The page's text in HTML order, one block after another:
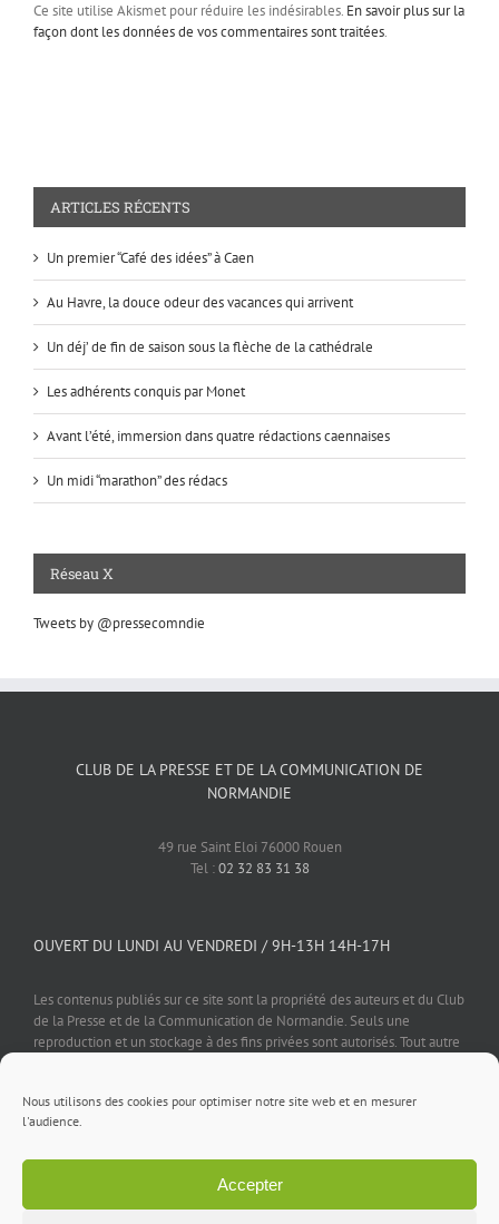
Nous utilisons des cookies pour optimiser notre site web et en mesurer
l'audience.
Accepter
Ce site utilise Akismet pour réduire les indésirables. En savoir plus sur la
façon dont les données de vos commentaires sont traitées.
ARTICLES RÉCENTS
Un premier “Café des idées” à Caen
Au Havre, la douce odeur des vacances qui arrivent
Un déj’ de fin de saison sous la flèche de la cathédrale
Les adhérents conquis par Monet
Avant l’été, immersion dans quatre rédactions caennaises
Un midi “marathon” des rédacs
Réseau X
Tweets by @pressecomndie
CLUB DE LA PRESSE ET DE LA COMMUNICATION DE
NORMANDIE
49 rue Saint Eloi 76000 Rouen
Tel :02 32 83 31 38
OUVERT DU LUNDI AU VENDREDI / 9H-13H 14H-17H
Les contenus publiés sur ce site sont la propriété des auteurs et du Club
de la Presse et de la Communication de Normandie. Seuls une
reproduction et un stockage à des fins privées sont autorisés. Tout autre